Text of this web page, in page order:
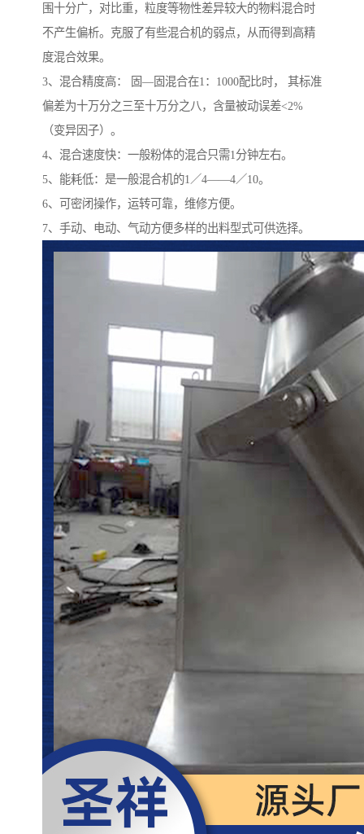
围十分广，对比重，粒度等物性差异较大的物料混合时
不产生偏析。克服了有些混合机的弱点，从而得到高精
度混合效果。
3、混合精度高： 固—固混合在1：1000配比时， 其标准
偏差为十万分之三至十万分之八，含量被动误差<2%
（变异因子）。
4、混合速度快：一般粉体的混合只需1分钟左右。
5、能耗低：是一般混合机的1／4——4／10。
6、可密闭操作，运转可靠，维修方便。
7、手动、电动、气动方便多样的出料型式可供选择。